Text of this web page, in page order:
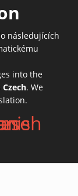
následujících
external)
into the
Czech. We